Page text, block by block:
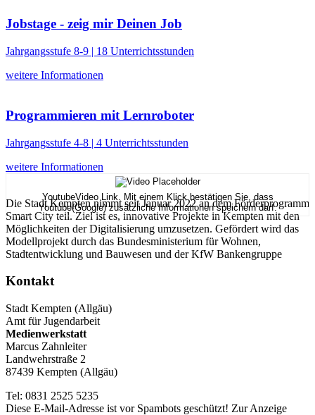
Jobstage - zeig mir Deinen Job
Jahrgangsstufe 8-9 | 18 Unterrichtsstunden
weitere Informationen
Programmieren mit Lernroboter
Jahrgangsstufe 4-8 | 4 Unterrichtsstunden
weitere Informationen
YoutubeVideo Link. Mit einem Klick bestätigen Sie, dass
Youtube(Google) zusätzliche Informationen speichern darf.
Die Stadt Kempten nimmt seit Januar 2022 an dem Förderprogramm
Smart City teil. Ziel ist es, innovative Projekte in Kempten mit den
Möglichkeiten der Digitalisierung umzusetzen. Gefördert wird das
Modellprojekt durch das Bundesministerium für Wohnen,
Stadtentwicklung und Bauwesen und der KfW Bankengruppe
Kontakt
Stadt Kempten (Allgäu)
Amt für Jugendarbeit
Medienwerkstatt
Marcus Zahnleiter
Landwehrstraße 2
87439 Kempten (Allgäu)
Tel: 0831 2525 5235
Diese E-Mail-Adresse ist vor Spambots geschützt! Zur Anzeige